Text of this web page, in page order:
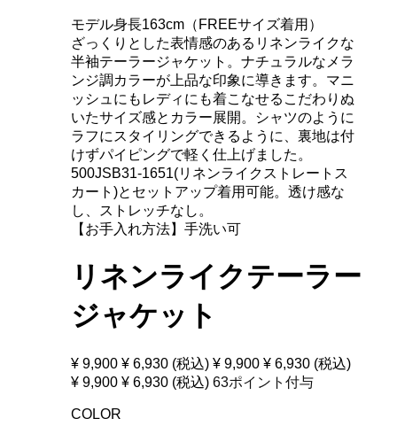
モデル身長163cm（FREEサイズ着用）
ざっくりとした表情感のあるリネンライクな
半袖テーラージャケット。ナチュラルなメラ
ンジ調カラーが上品な印象に導きます。マニ
ッシュにもレディにも着こなせるこだわりぬ
いたサイズ感とカラー展開。シャツのように
ラフにスタイリングできるように、裏地は付
けずパイピングで軽く仕上げました。
500JSB31-1651(リネンライクストレートス
カート)とセットアップ着用可能。透け感な
し、ストレッチなし。
【お手入れ方法】手洗い可
リネンライクテーラー
ジャケット
¥ 9,900 ¥ 6,930 (税込) ¥ 9,900 ¥ 6,930 (税込)
¥ 9,900 ¥ 6,930 (税込) 63ポイント付与
COLOR